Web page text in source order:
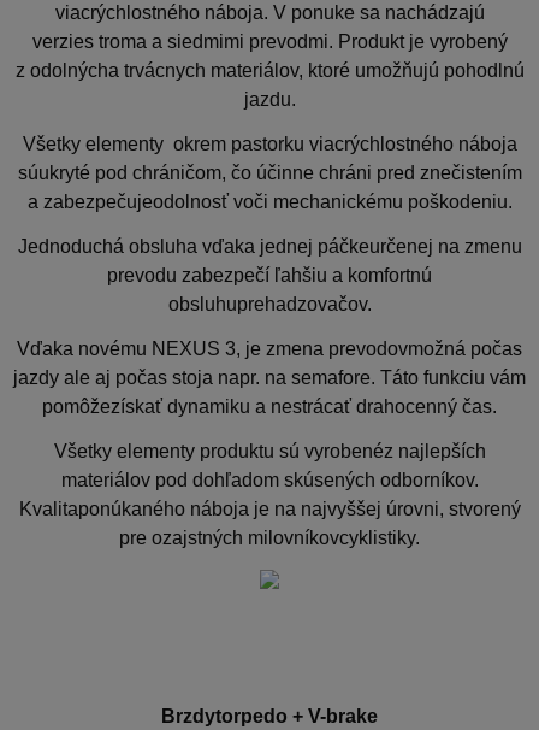
viacrýchlostného náboja. V ponuke sa nachádzajú
verzies troma a siedmimi prevodmi. Produkt je vyrobený
z odolnýcha trvácnych materiálov, ktoré umožňujú pohodlnú
jazdu.
Všetky elementy okrem pastorku viacrýchlostného náboja
súukryté pod chráničom, čo účinne chráni pred znečistením
a zabezpečujeodolnosť voči mechanickému poškodeniu.
Jednoduchá obsluha vďaka jednej páčkeurčenej na zmenu
prevodu zabezpečí ľahšiu a komfortnú
obsluhuprehadzovačov.
Vďaka novému NEXUS 3, je zmena prevodovmožná počas
jazdy ale aj počas stoja napr. na semafore. Táto funkciu vám
pomôžezískať dynamiku a nestrácať drahocenný čas.
Všetky elementy produktu sú vyrobenéz najlepších
materiálov pod dohľadom skúsených odborníkov.
Kvalitaponúkaného náboja je na najvyššej úrovni, stvorený
pre ozajstných milovníkovcyklistiky.
Brzdytorpedo + V-brake